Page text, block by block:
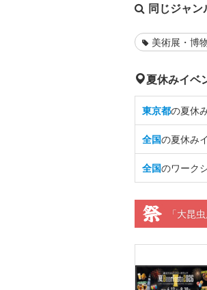
同じジャン
美術展・博
夏休みイベ
東京都の夏休
全国の夏休み
全国のワーク
「大昆